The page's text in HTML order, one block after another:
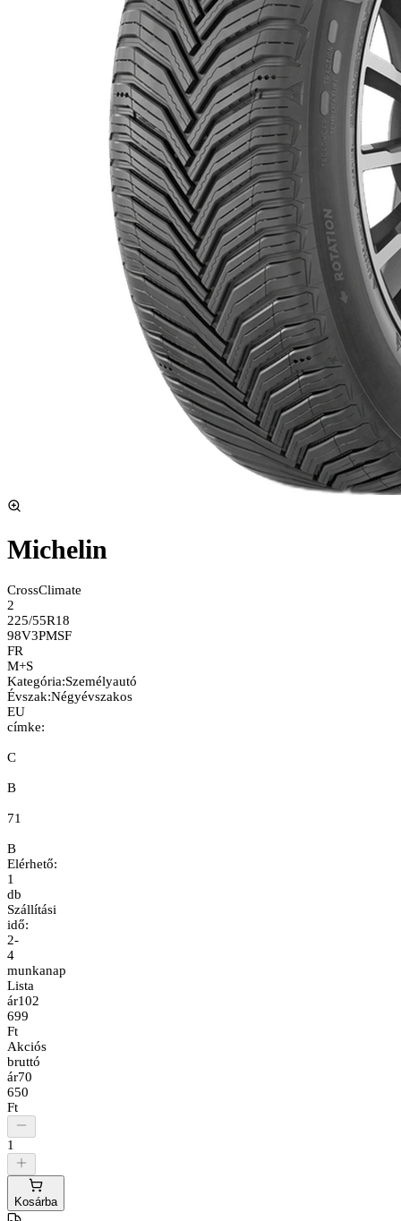
Michelin
CrossClimate
2
225/55R18
98V3PMSF
FR
M+S
Kategória:Személyautó
Évszak:Négyévszakos
EU
címke:
C
B
71
B
Elérhető:
1
db
Szállítási
idő:
2-
4
munkanap
Lista
ár102
699
Ft
Akciós
bruttó
ár70
650
Ft
1
Kosárba